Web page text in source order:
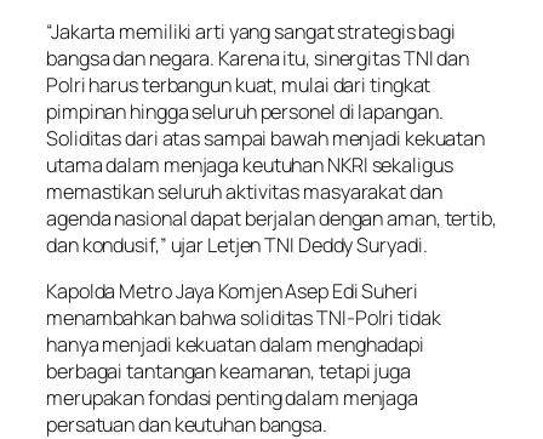
“Jakarta memiliki arti yang sangat strategis bagi
bangsa dan negara. Karena itu, sinergitas TNI dan
Polri harus terbangun kuat, mulai dari tingkat
pimpinan hingga seluruh personel di lapangan.
Soliditas dari atas sampai bawah menjadi kekuatan
utama dalam menjaga keutuhan NKRI sekaligus
memastikan seluruh aktivitas masyarakat dan
agenda nasional dapat berjalan dengan aman, tertib,
dan kondusif,” ujar Letjen TNI Deddy Suryadi.
Kapolda Metro Jaya Komjen Asep Edi Suheri
menambahkan bahwa soliditas TNI-Polri tidak
hanya menjadi kekuatan dalam menghadapi
berbagai tantangan keamanan, tetapi juga
merupakan fondasi penting dalam menjaga
persatuan dan keutuhan bangsa.